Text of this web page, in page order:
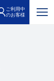
ご利用中
のお客様